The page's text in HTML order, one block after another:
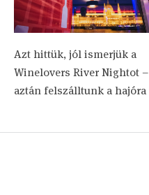
Azt hittük, jól ismerjük a
Winelovers River Nightot –
aztán felszálltunk a hajóra